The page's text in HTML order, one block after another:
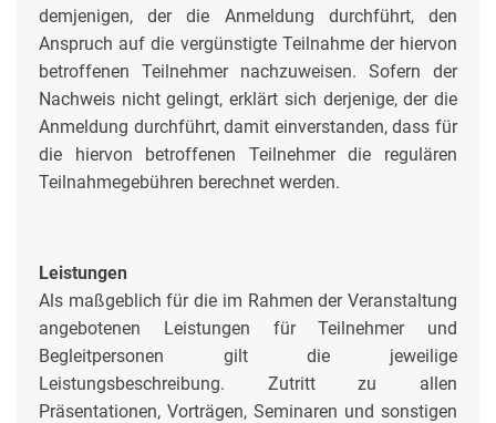
demjenigen, der die Anmeldung durchführt, den
Anspruch auf die vergünstigte Teilnahme der hiervon
betroffenen Teilnehmer nachzuweisen. Sofern der
Nachweis nicht gelingt, erklärt sich derjenige, der die
Anmeldung durchführt, damit einverstanden, dass für
die hiervon betroffenen Teilnehmer die regulären
Teilnahmegebühren berechnet werden.
Leistungen
Als maßgeblich für die im Rahmen der Veranstaltung
angebotenen Leistungen für Teilnehmer und
Begleitpersonen gilt die jeweilige
Leistungsbeschreibung. Zutritt zu allen
Präsentationen, Vorträgen, Seminaren und sonstigen